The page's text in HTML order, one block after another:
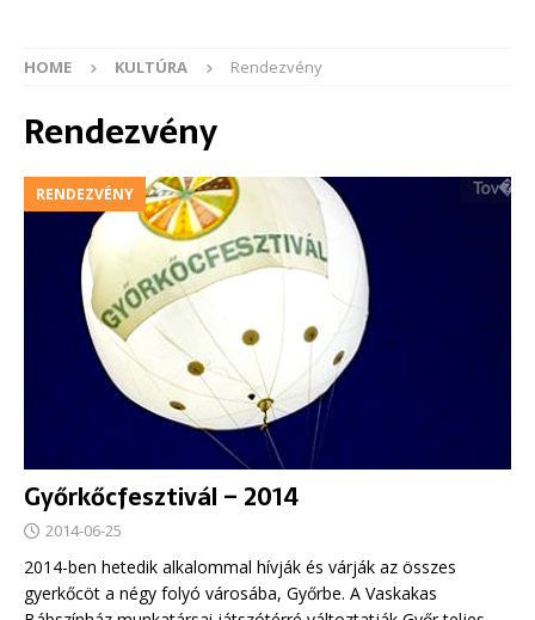
HOME KULTÚRA Rendezvény
Rendezvény
RENDEZVÉNY
Győrkőcfesztivál – 2014
2014-06-25
2014-ben hetedik alkalommal hívják és várják az összes
gyerkőcöt a négy folyó városába, Győrbe. A Vaskakas